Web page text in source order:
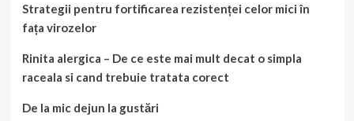
Strategii pentru fortificarea rezistenței celor mici în
fața virozelor
Rinita alergica – De ce este mai mult decat o simpla
raceala si cand trebuie tratata corect
De la mic dejun la gustări